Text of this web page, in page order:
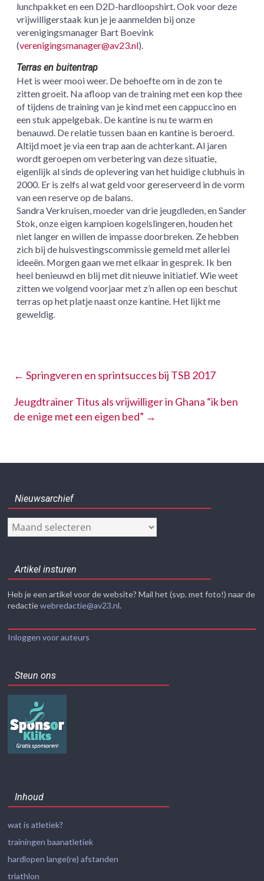
lunchpakket en een D2D-hardloopshirt. Ook voor deze
vrijwilligerstaak kun je je aanmelden bij onze
verenigingsmanager Bart Boevink
(verenigingsmanager@av23.nl).
Terras en buitentrap
Het is weer mooi weer. De behoefte om in de zon te
zitten groeit. Na afloop van de training met een kop thee
of tijdens de training van je kind met een cappuccino en
een stuk appelgebak. De kantine is nu te warm en
benauwd. De relatie tussen baan en kantine is beroerd.
Altijd moet je via een trap aan de achterkant. Al jaren
wordt geroepen om verbetering van deze situatie,
eigenlijk al sinds de oplevering van het huidige clubhuis in
2000. Er is zelfs al wat geld voor gereserveerd in de vorm
van een reserve op de balans.
Sandra Verkruisen, moeder van drie jeugdleden, en Sander
Stok, onze eigen kampioen kogelslingeren, houden het
niet langer en willen de impasse doorbreken. Ze hebben
zich bij de huisvestingscommissie gemeld met allerlei
ideeën. Morgen gaan we met elkaar in gesprek. Ik ben
heel benieuwd en blij met dit nieuwe initiatief. Wie weet
zitten we volgend voorjaar met z’n allen op een beschut
terras op het platje naast onze kantine. Het lijkt me
geweldig.
← Springveren en sprintsucces bij TSB 2017
Jeugdtrainer Titus als vrijwilliger in Ghana “ik ben
de enige met een eigen bed” →
Nieuwsarchief
Nieuwsarchief
Artikel insturen
Heb je een artikel voor de website? Mail het (svp. met foto!) naar de
redactiewebredactie@av23.nl.
Inloggen voor auteurs
Steun ons
Inhoud
wat is atletiek?
trainingen baanatletiek
hardlopen lange(re) afstanden
triathlon